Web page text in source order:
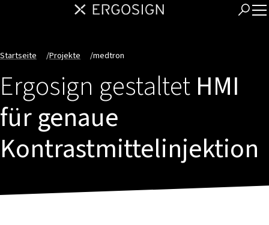
Startseite /Projekte /medtron
Ergosign gestaltet HMI
für genaue
Kontrastmittelinjektion